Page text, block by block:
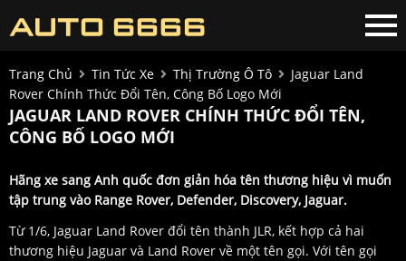
Trang Chủ Tin Tức Xe Thị Trường Ô Tô
Jaguar Land
Rover Chính Thức Đổi Tên, Công Bố Logo Mới
JAGUAR LAND ROVER CHÍNH THỨC ĐỔI TÊN,
CÔNG BỐ LOGO MỚI
Hãng xe sang Anh quốc đơn giản hóa tên thương hiệu vì muốn
tập trung vào Range Rover, Defender, Discovery, Jaguar.
Từ 1/6, Jaguar Land Rover đổi tên thành JLR, kết hợp cả hai
thương hiệu Jaguar và Land Rover về một tên gọi. Với tên gọi